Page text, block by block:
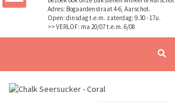
Adres: Bogaardenstraat 4-6, Aarschot.
Open: dinsdag t.e.m. zaterdag: 9.30 - 17u.
>> VERLOF: ma 20/07 t.e.m. 6/08